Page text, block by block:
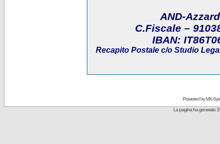
AND-
C.Fiscale –
IBAN:
Recapito Postale c/o Studio
Powered byMX-
La pagina ha generato